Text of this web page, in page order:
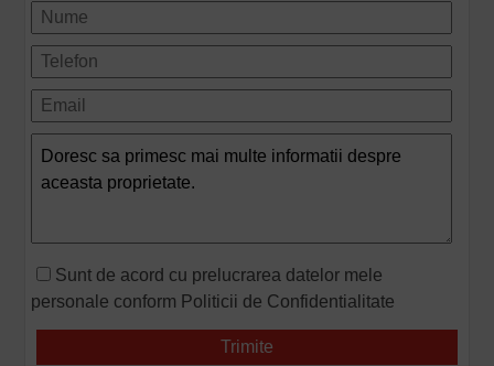
Sunt de acord cu prelucrarea datelor mele
personale conform Politicii de Confidentialitate